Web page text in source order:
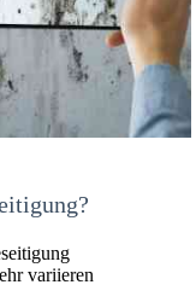
variieren